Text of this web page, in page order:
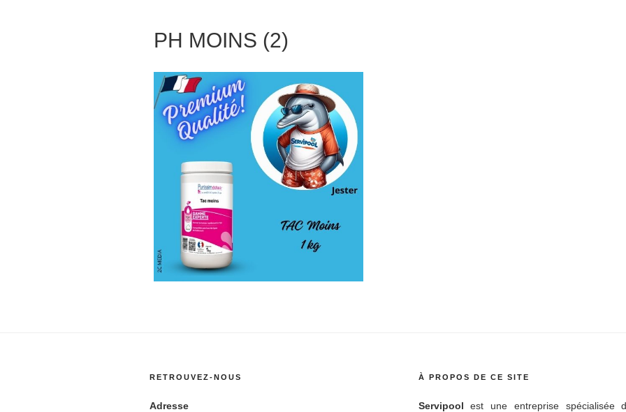
PH MOINS (2)
RETROUVEZ-NOUS
Adresse
À PROPOS DE CE SITE
Servipool est une entreprise spécialisée